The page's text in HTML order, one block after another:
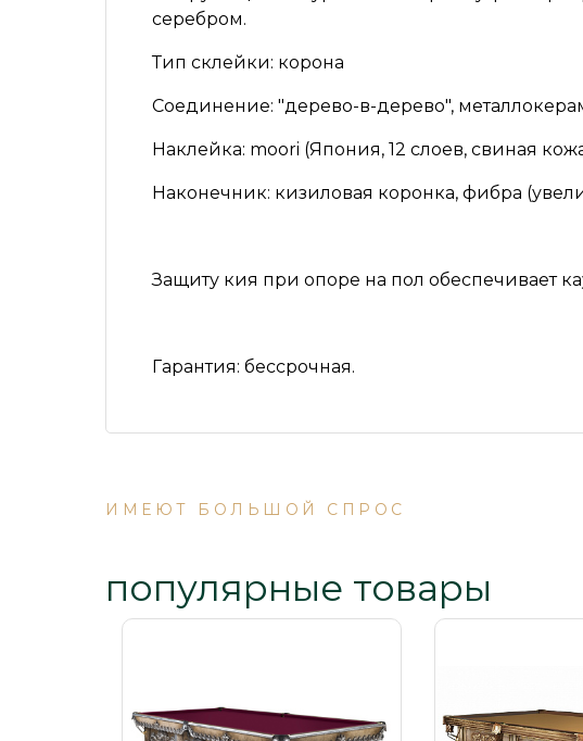
серебром.
Тип склейки: корона
Соединение: "дерево-в-дерево",
Наклейка: moori (Япония, 12 слоев, свиная
Наконечник: кизиловая коронка, фибра
Защиту кия при опоре на пол обеспечивает
Гарантия: бессрочная.
ИМЕЮТ БОЛЬШОЙ СПРОС
популярные товары